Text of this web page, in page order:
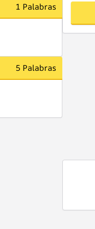
1 Palabras
5 Palabras